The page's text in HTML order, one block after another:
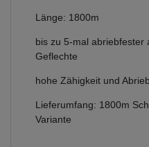
Länge: 1800m
bis zu 5-mal abriebfester
Geflechte
hohe Zähigkeit und
Lieferumfang: 1800m
Variante